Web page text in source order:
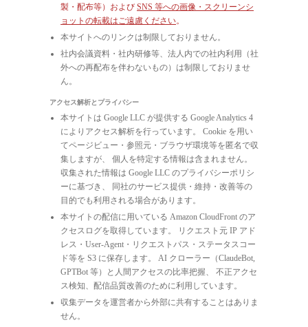
製・配布等）および SNS 等への画像・スクリーンシ
ョットの転載はご遠慮ください。
本サイトへのリンクは制限しておりません。
社内会議資料・社内研修等、法人内での社内利用（社
外への再配布を伴わないもの）は制限しておりませ
ん。
アクセス解析とプライバシー
本サイトは Google LLC が提供する Google Analytics 4
によりアクセス解析を行っています。 Cookie を用い
てページビュー・参照元・ブラウザ環境等を匿名で収
集しますが、 個人を特定する情報は含まれません。
収集された情報は Google LLC のプライバシーポリシ
ーに基づき、 同社のサービス提供・維持・改善等の
目的でも利用される場合があります。
本サイトの配信に用いている Amazon CloudFront のア
クセスログを取得しています。 リクエスト元 IP アド
レス・User-Agent・リクエストパス・ステータスコー
ド等を S3 に保存します。 AI クローラー（ClaudeBot,
GPTBot 等）と人間アクセスの比率把握、 不正アクセ
ス検知、配信品質改善のために利用しています。
収集データを運営者から外部に共有することはありま
せん。